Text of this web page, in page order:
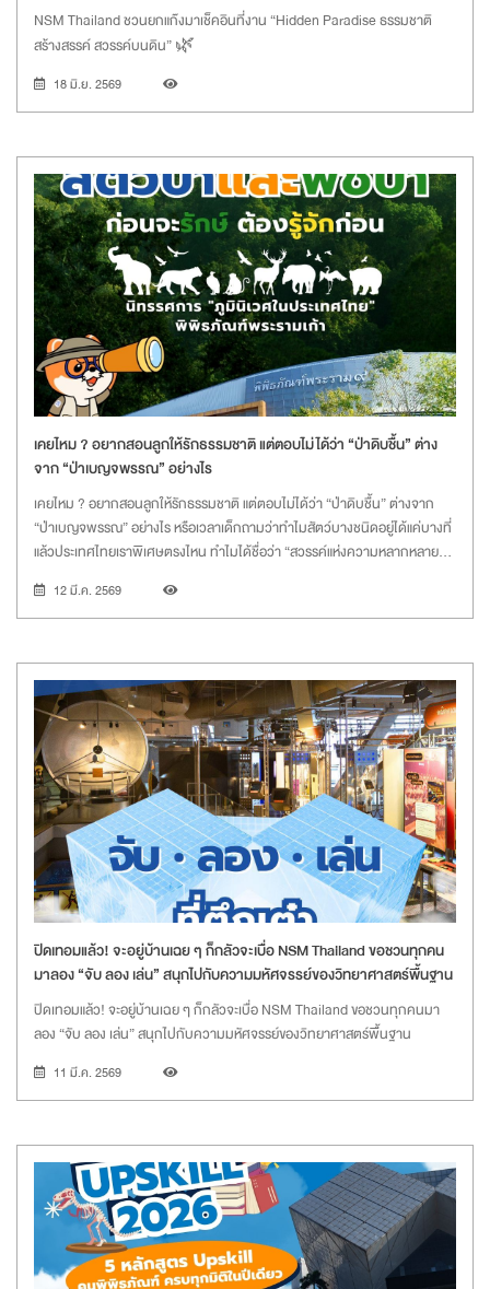
NSM Thailand ชวนยกแก๊งมาเช็คอินที่งาน “Hidden Paradise ธรรมชาติ
สร้างสรรค์ สวรรค์บนดิน” 🌿
18 มิ.ย. 2569
เคยไหม ? อยากสอนลูกให้รักธรรมชาติ แต่ตอบไม่ได้ว่า “ป่าดิบชื้น” ต่าง
จาก “ป่าเบญจพรรณ” อย่างไร
เคยไหม ? อยากสอนลูกให้รักธรรมชาติ แต่ตอบไม่ได้ว่า “ป่าดิบชื้น” ต่างจาก
“ป่าเบญจพรรณ” อย่างไร หรือเวลาเด็กถามว่าทำไมสัตว์บางชนิดอยู่ได้แค่บางที่
แล้วประเทศไทยเราพิเศษตรงไหน ทำไมได้ชื่อว่า “สวรรค์แห่งความหลากหลาย
12 มี.ค. 2569
ปิดเทอมแล้ว! จะอยู่บ้านเฉย ๆ ก็กลัวจะเบื่อ NSM Thailand ขอชวนทุกคน
มาลอง “จับ ลอง เล่น” สนุกไปกับความมหัศจรรย์ของวิทยาศาสตร์พื้นฐาน
ปิดเทอมแล้ว! จะอยู่บ้านเฉย ๆ ก็กลัวจะเบื่อ NSM Thailand ขอชวนทุกคนมา
ลอง “จับ ลอง เล่น” สนุกไปกับความมหัศจรรย์ของวิทยาศาสตร์พื้นฐาน
11 มี.ค. 2569